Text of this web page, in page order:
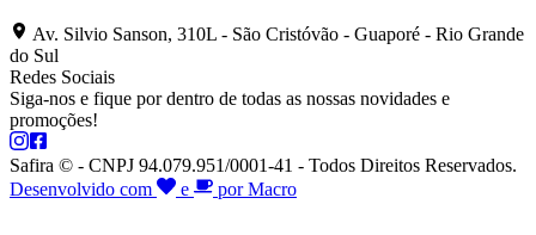
Av. Silvio Sanson, 310L - São Cristóvão - Guaporé - Rio Grande
do Sul
Redes Sociais
Siga-nos e fique por dentro de todas as nossas novidades e
promoções!
Safira © - CNPJ 94.079.951/0001-41 - Todos Direitos Reservados.
Desenvolvido com
e por Macro